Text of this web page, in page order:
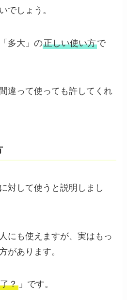
でしょう。
多大」の正しい使い方で
違って使っても許してくれ
対して使うと説明しまし
にも使えますが、実はもっ
があります。
？ 」です。